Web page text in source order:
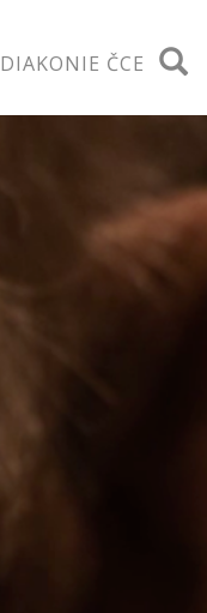
DIAKONIE ČCE